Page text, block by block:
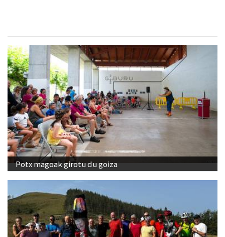
Potx magoak girotu du goiza